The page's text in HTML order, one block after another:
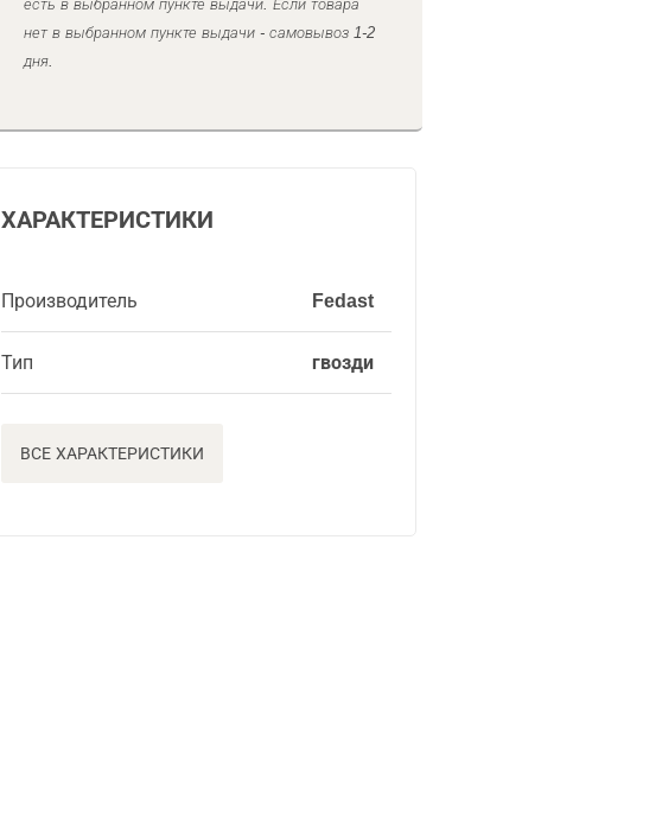
есть в выбранном пункте выдачи. Если товара
нет в выбранном пункте выдачи - самовывоз 1-2
дня.
ХАРАКТЕРИСТИКИ
Производитель Fedast
Тип гвозди
ВСЕ ХАРАКТЕРИСТИКИ